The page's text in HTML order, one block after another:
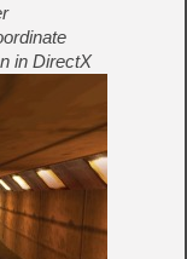
in DirectX